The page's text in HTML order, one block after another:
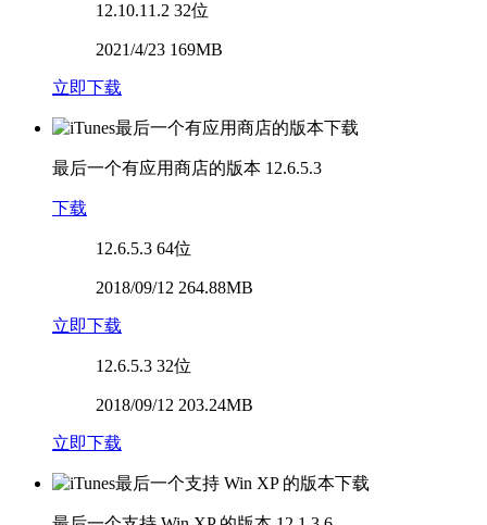
12.10.11.2 32位
2021/4/23 169MB
立即下载
最后一个有应用商店的版本 12.6.5.3
下载
12.6.5.3 64位
2018/09/12 264.88MB
立即下载
12.6.5.3 32位
2018/09/12 203.24MB
立即下载